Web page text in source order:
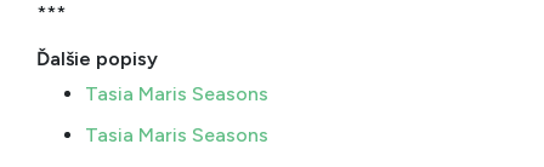
***
Ďalšie popisy
Tasia Maris Seasons
Tasia Maris Seasons